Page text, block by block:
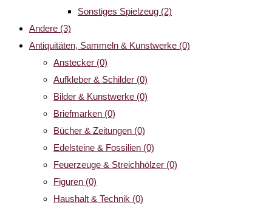
Sonstiges Spielzeug (2)
Andere (3)
Antiquitäten, Sammeln & Kunstwerke (0)
Anstecker (0)
Aufkleber & Schilder (0)
Bilder & Kunstwerke (0)
Briefmarken (0)
Bücher & Zeitungen (0)
Edelsteine & Fossilien (0)
Feuerzeuge & Streichhölzer (0)
Figuren (0)
Haushalt & Technik (0)